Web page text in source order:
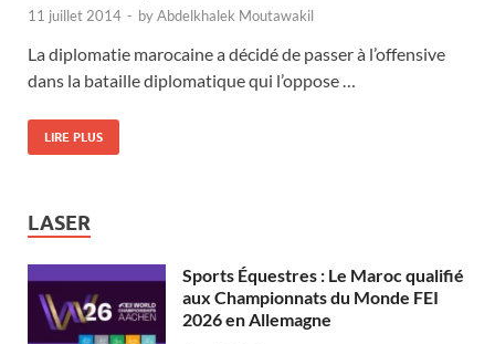
11 juillet 2014 - byAbdelkhalek Moutawakil
La diplomatie marocaine a décidé de passer à l’offensive
dans la bataille diplomatique qui l’oppose …
LIRE PLUS
LASER
Sports Équestres : Le Maroc qualifié
aux Championnats du Monde FEI
2026 en Allemagne